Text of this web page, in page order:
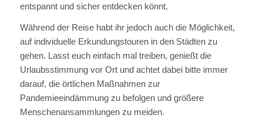
entspannt und sicher entdecken könnt.
Während der Reise habt ihr jedoch auch die Möglichkeit,
auf individuelle Erkundungstouren in den Städten zu
gehen. Lasst euch einfach mal treiben, genießt die
Urlaubsstimmung vor Ort und achtet dabei bitte immer
darauf, die örtlichen Maßnahmen zur
Pandemieeindämmung zu befolgen und größere
Menschenansammlungen zu meiden.